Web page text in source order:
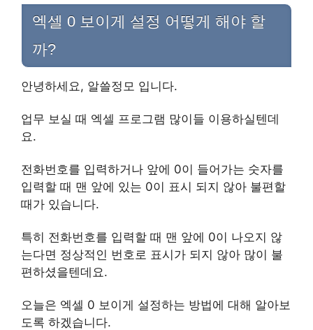
엑셀 0 보이게 설정 어떻게 해야 할
까?
안녕하세요, 알쓸정모 입니다.
업무 보실 때 엑셀 프로그램 많이들 이용하실텐데
요.
전화번호를 입력하거나 앞에 0이 들어가는 숫자를
입력할 때 맨 앞에 있는 0이 표시 되지 않아 불편할
때가 있습니다.
특히 전화번호를 입력할 때 맨 앞에 0이 나오지 않
는다면 정상적인 번호로 표시가 되지 않아 많이 불
편하셨을텐데요.
오늘은 엑셀 0 보이게 설정하는 방법에 대해 알아보
도록 하겠습니다.